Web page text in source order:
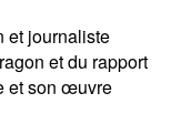
et journaliste
et du rapport
et son œuvre